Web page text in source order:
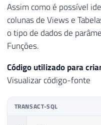
Assim como é possível
colunas de Views e
o tipo de dados de
Funções.
Código utilizado para
Visualizar código-fonte
TRANSACT-SQL